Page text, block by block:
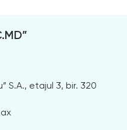
S.A., etajul 3, bir. 320